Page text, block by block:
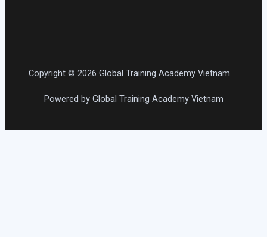
Copyright © 2026 Global Training Academy Vietnam
Powered by Global Training Academy Vietnam